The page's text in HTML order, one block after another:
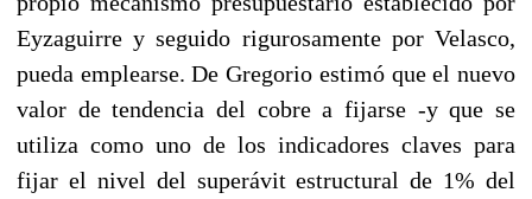
Eyzaguirre y seguido rigurosamente por Velasco,
pueda emplearse. De Gregorio estimó que el nuevo
valor de tendencia del cobre a fijarse -y que se
utiliza como uno de los indicadores claves para
fijar el nivel del superávit estructural de 1% del